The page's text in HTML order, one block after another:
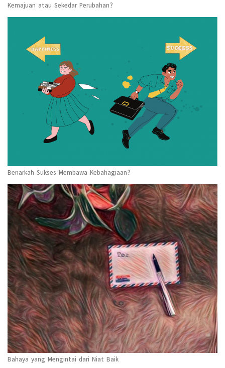
Kemajuan atau Sekedar Perubahan?
Benarkah Sukses Membawa Kebahagiaan?
Bahaya yang Mengintai dari Niat Baik